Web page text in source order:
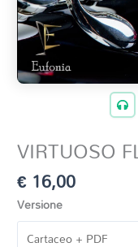
VIRTUOSO
€ 16,00
Versione